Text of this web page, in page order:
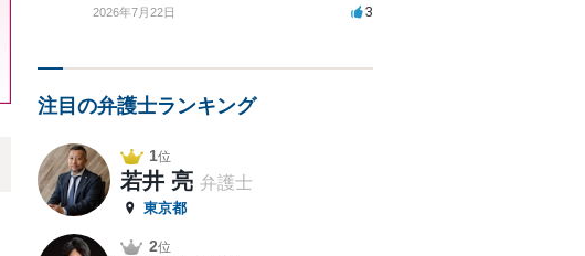
2026年7月22日 3
注目の弁護士ランキング
1位
若井 亮 弁護士
東京都
2位